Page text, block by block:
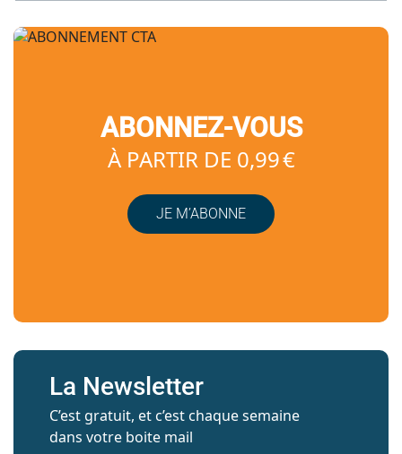
ABONNEZ-VOUS
À PARTIR DE 0,99 €
JE M’ABONNE
La Newsletter
C’est gratuit, et c’est chaque semaine
dans votre boite mail